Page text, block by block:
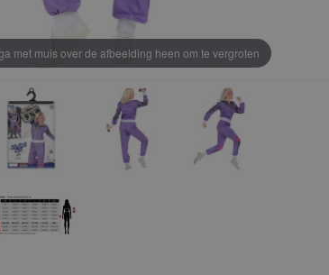
met muis over de afbeelding heen om te vergroten